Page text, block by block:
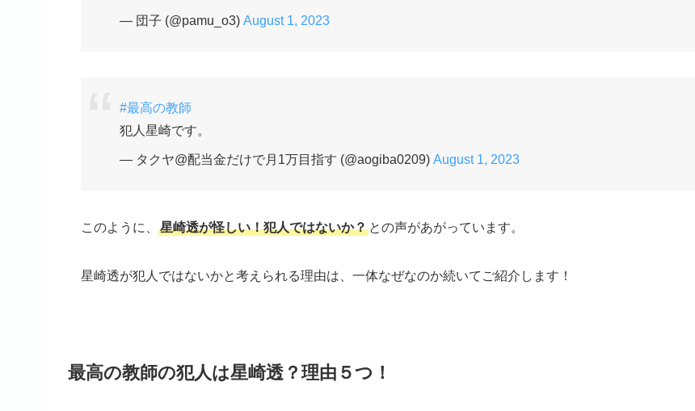
— 団子 (@pamu_o3) August 1, 2023
#最高の教師
犯人星崎です。
— タクヤ@配当金だけで月1万目指す (@aogiba0209) August 1, 2023
このように、 星崎透が怪しい！犯人ではないか？ との声があがっています。
星崎透が犯人ではないかと考えられる理由は、一体なぜなのか続いてご紹介します！
最高の教師の犯人は星崎透？理由５つ！